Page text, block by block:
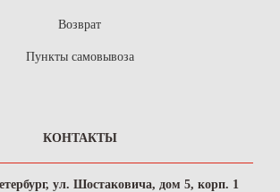
Возврат
Пункты самовывоза
КОНТАКТЫ
ул. Шостаковича, дом 5, корп. 1